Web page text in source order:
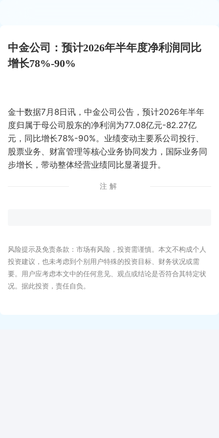
中金公司：预计2026年半年度净利润同比
增长78%-90%
金十数据7月8日讯，中金公司公告，预计2026年半年
度归属于母公司股东的净利润为77.08亿元-82.27亿
元，同比增长78%-90%。业绩变动主要系公司投行、
股票业务、财富管理等核心业务协同发力，国际业务同
步增长，带动整体经营业绩同比显著提升。
注解
风险提示及免责条款：市场有风险，投资需谨慎。本文不构成个人
投资建议，也未考虑到个别用户特殊的投资目标、财务状况或需
要。用户应考虑本文中的任何意见、观点或结论是否符合其特定状
况。据此投资，责任自负。